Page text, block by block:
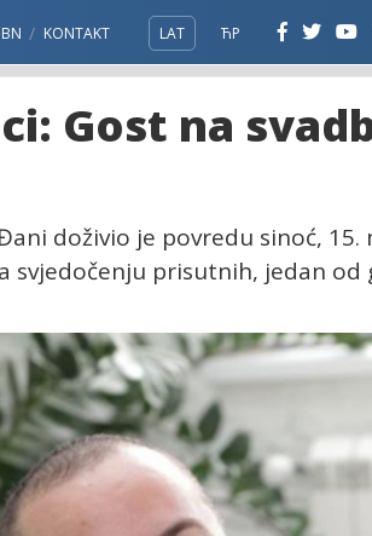
KONTAKT LAT ЋР
Gost na
doživio je povredu sinoć,
svjedočenju prisutnih, jedan